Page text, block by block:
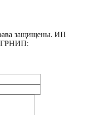
защищены. ИП